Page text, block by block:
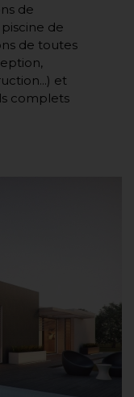
de
de
de toutes
et
complets